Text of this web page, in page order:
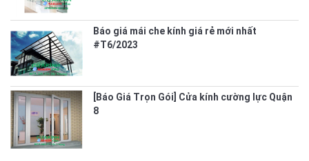
Báo giá mái che kính giá rẻ mới nhất
#T6/2023
[Báo Giá Trọn Gói] Cửa kính cường lực Quận
8